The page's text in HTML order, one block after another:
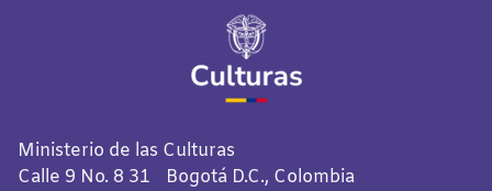
Ministerio de las Culturas
Calle 9 No. 8 31 Bogotá D.C., Colombia